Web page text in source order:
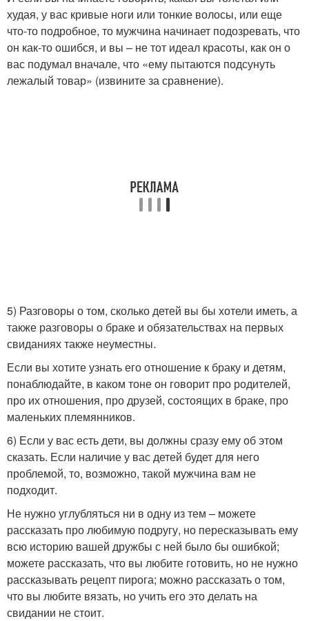
худая, у вас кривые ноги или тонкие волосы, или еще
что-то подробное, то мужчина начинает подозревать, что
он как-то ошибся, и вы – не тот идеал красоты, как он о
вас подумал вначале, что «ему пытаются подсунуть
лежалый товар» (извините за сравнение).
5) Разговоры о том, сколько детей вы бы хотели иметь, а
также разговоры о браке и обязательствах на первых
свиданиях также неуместны.
Если вы хотите узнать его отношение к браку и детям,
понаблюдайте, в каком тоне он говорит про родителей,
про их отношения, про друзей, состоящих в браке, про
маленьких племянников.
6) Если у вас есть дети, вы должны сразу ему об этом
сказать. Если наличие у вас детей будет для него
проблемой, то, возможно, такой мужчина вам не
подходит.
Не нужно углубляться ни в одну из тем – можете
рассказать про любимую подругу, но пересказывать ему
всю историю вашей дружбы с ней было бы ошибкой;
можете рассказать, что вы любите готовить, но не нужно
рассказывать рецепт пирога; можно рассказать о том,
что вы любите вязать, но учить его это делать на
свидании не стоит.